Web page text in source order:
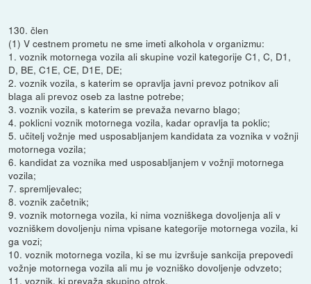
130. člen
(1) V cestnem prometu ne sme imeti alkohola v organizmu:
1. voznik motornega vozila ali skupine vozil kategorije C1, C, D1,
D, BE, C1E, CE, D1E, DE;
2. voznik vozila, s katerim se opravlja javni prevoz potnikov ali
blaga ali prevoz oseb za lastne potrebe;
3. voznik vozila, s katerim se prevaža nevarno blago;
4. poklicni voznik motornega vozila, kadar opravlja ta poklic;
5. učitelj vožnje med usposabljanjem kandidata za voznika v vožnji
motornega vozila;
6. kandidat za voznika med usposabljanjem v vožnji motornega
vozila;
7. spremljevalec;
8. voznik začetnik;
9. voznik motornega vozila, ki nima vozniškega dovoljenja ali v
vozniškem dovoljenju nima vpisane kategorije motornega vozila, ki
ga vozi;
10. voznik motornega vozila, ki se mu izvršuje sankcija prepovedi
vožnje motornega vozila ali mu je vozniško dovoljenje odvzeto;
11. voznik, ki prevaža skupino otrok.